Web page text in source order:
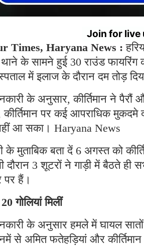
Join for live
Times, Haryana News :
थाने के सामने हुई 30 राउंड
में इलाज के दौरान दम तोड़
के अनुसार, कीर्तिमान ने पैरौं
पर कई आपराधिक मुकदमे
आ सका। Haryana News
के मुताबिक बता दें 6 अगस्त को
दौरान 3 शूटरों ने गाड़ी में बैठते ही
पर हैं।
गोलियां मिलीं
के अनुसार हमले में घायल
से अमित फतेहड़ियां और